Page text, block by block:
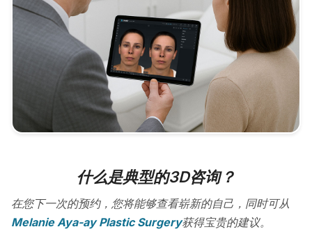
什么是典型的3D咨询？
在您下一次的预约，您将能够查看崭新的自己，同时可从
Melanie Aya-ay Plastic Surgery获得宝贵的建议。